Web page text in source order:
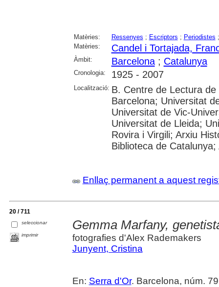
Matèries: Ressenyes ; Escriptors ; Periodistes
Matèries:
Candel i Tortajada,
Àmbit: Barcelona; Catalunya
Cronologia: 1925 - 2007
Localització: B. Centre de Lectura
Barcelona; Universitat
Universitat de Vic-
Universitat de Lleida;
Rovira i Virgili; Arxiu
Biblioteca de
Enllaç permanent a aquest
20 / 711
seleccionar
imprimir
Gemma Marfany,
fotografies d'Alex Rademakers
Junyent, Cristina
En: Serra d'Or. Barcelona, núm.